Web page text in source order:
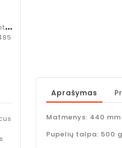
Aprašymas
Matmenys: 440
Pupelių talpa: 500 g